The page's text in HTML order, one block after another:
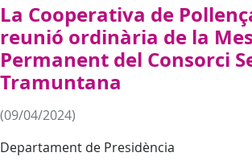
La Cooperativa de
reunió ordinària de la
Permanent del Consorci
Tramuntana
(09/04/2024)
Departament de Presidència